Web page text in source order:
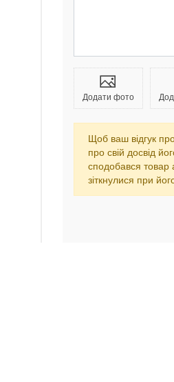
Додати фото
Щоб ваш відгук
про свій досвід
сподобався
зіткнулися при